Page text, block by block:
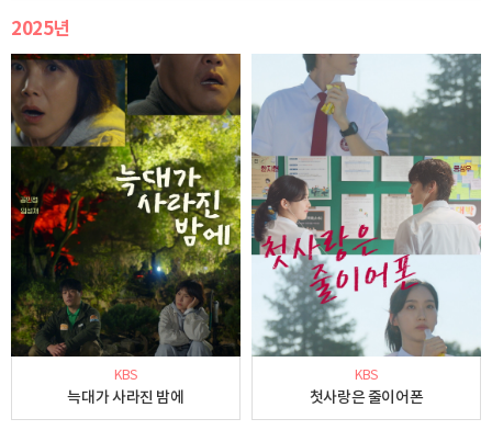
2025년
KBS
늑대가 사라진 밤에
KBS
첫사랑은 줄이어폰